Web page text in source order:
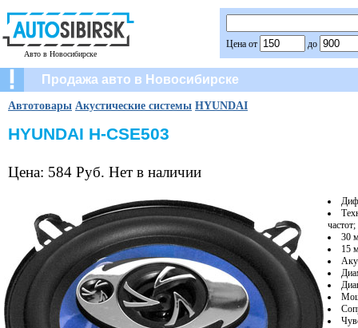
Авто в Новосибирске
Цена от до
Продажа авто в Новосибирске
Автотовары Акустические системы HYUNDAI
HYUNDAI H-CSE503
Цена: 584 Руб. Нет в наличии
частот;
30
15